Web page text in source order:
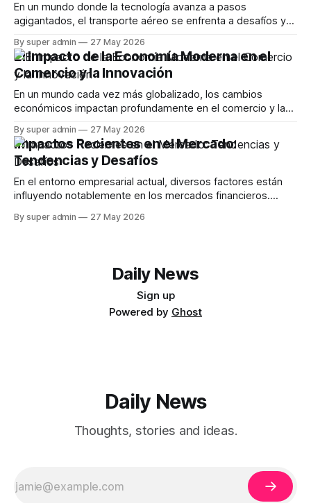
En un mundo donde la tecnología avanza a pasos
agigantados, el transporte aéreo se enfrenta a desafíos y
innovaciones más recientes en la industria de la aviación,
incluyendo avances en Wi-Fi, sostenibilidad y las
implicaciones de la IA en el futuro de los
By super admin 27 May 2026
El Impacto de la Economía Moderna en el
Comercio y la Innovación
En un mundo cada vez más globalizado, los cambios
económicos impactan profundamente en el comercio y la
actuales en la economía están afectando la forma en que
las empresas operan, desde la tecnología hasta la
sostenibilidad. La Influencia de la Tecnología en el
By super admin 27 May 2026
Impactos Recientes en el Mercado:
Tendencias y Desafíos
En el entorno empresarial actual, diversos factores están
influyendo notablemente en los mercados financieros.
hasta las fluctuaciones en el sector minorista, cada aspecto
consecuencias. Efectos del
By super admin 27 May 2026
Daily News
Sign up
Powered by Ghost
Daily News
Thoughts, stories and ideas.